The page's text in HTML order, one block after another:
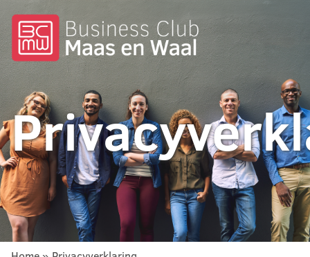
naar
de
inhoud